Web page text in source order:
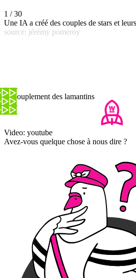
1 / 30
Une IA a créé des couples de stars et
source: jérémy pomeroy
Accouplement des lamantins
Video: youtube
Avez-vous quelque chose à nous dire ?